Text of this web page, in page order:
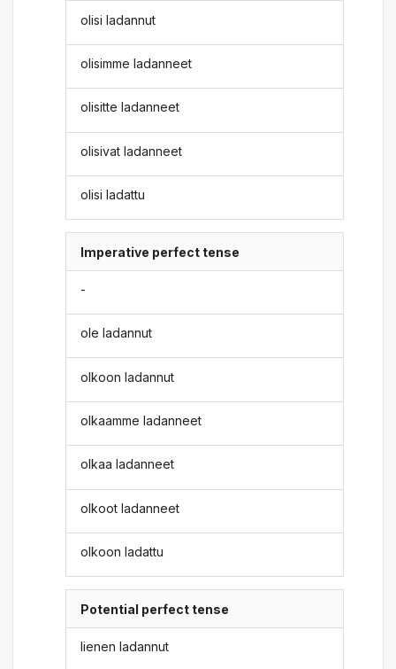
olisi ladannut
olisimme ladanneet
olisitte ladanneet
olisivat ladanneet
olisi ladattu
Imperative perfect tense
-
ole ladannut
olkoon ladannut
olkaamme ladanneet
olkaa ladanneet
olkoot ladanneet
olkoon ladattu
Potential perfect tense
lienen ladannut